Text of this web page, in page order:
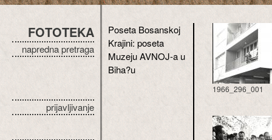
FOTOTEKA
napredna pretraga
prijavljivanje
Poseta Bosanskoj
Krajini: poseta
Muzeju AVNOJ-a u
Biha?u
1966_296_001